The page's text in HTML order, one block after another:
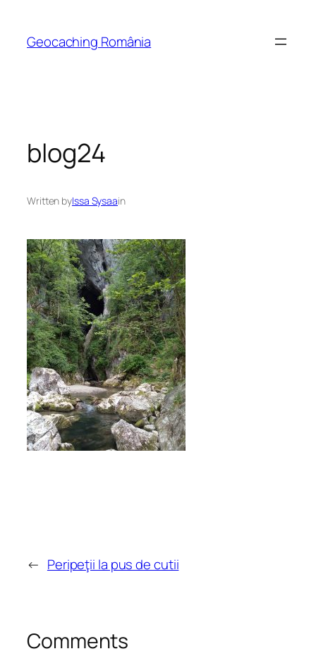
content
Geocaching România
blog24
Written byIssa Sysaain
← Peripeţii la pus de cutii
Comments